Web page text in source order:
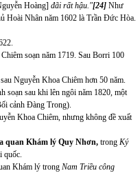
Hoàng] đãi rất hậu."[24] Như
Hoài Nhân năm 1602 là Trần Đức Hòa.
soạn năm 1719. Sau Borri 100
Nguyễn Khoa Chiêm hơn 50 năm.
soạn sau khi lên ngôi năm 1820, một
cảnh Đàng Trong).
Khoa Chiêm, nhưng không đề xuất
quan Khám lý Quy Nhơn, trong Ký
quốc.
Khám lý trong Nam Triều công